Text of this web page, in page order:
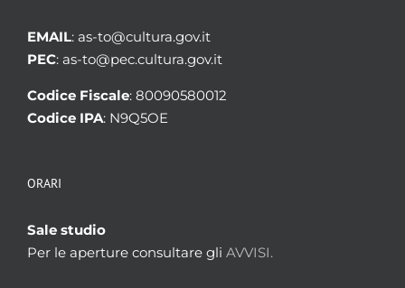
EMAIL: as-to@cultura.gov.it
PEC: as-to@pec.cultura.gov.it
Codice Fiscale: 80090580012
Codice IPA: N9Q5OE
ORARI
Sale studio
Per le aperture consultare gli AVVISI.